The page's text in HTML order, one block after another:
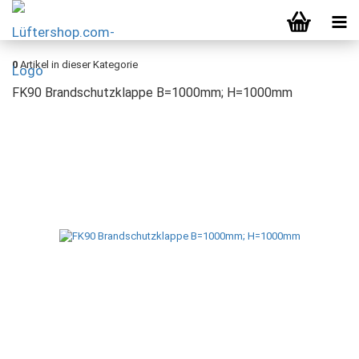
0 Artikel in dieser Kategorie
FK90 Brandschutzklappe B=1000mm; H=1000mm